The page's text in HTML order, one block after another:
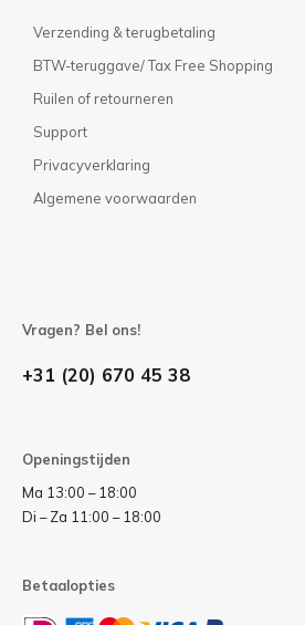
Verzending & terugbetaling
BTW-teruggave/ Tax Free Shopping
Ruilen of retourneren
Support
Privacyverklaring
Algemene voorwaarden
Vragen? Bel ons!
+31 (20) 670 45 38
Openingstijden
Ma 13:00 – 18:00
Di – Za 11:00 – 18:00
Betaalopties